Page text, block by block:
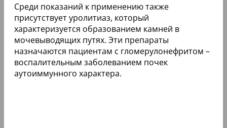
Среди показаний к применению также
присутствует уролитиаз, который
характеризуется образованием камней в
мочевыводящих путях. Эти препараты
назначаются пациентам с гломерулонефритом –
воспалительным заболеванием почек
аутоиммунного характера.